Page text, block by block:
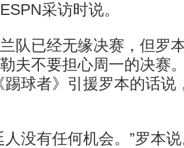
采访时说。
已经无缘决赛，但罗
夫不要担心周一的决赛
踢球者》引援罗本的话说
没有任何机会。”罗本说